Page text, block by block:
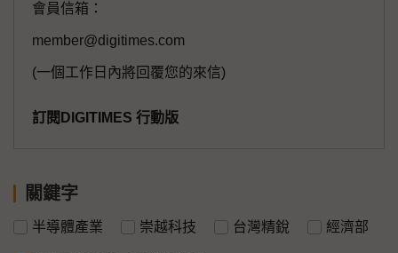
會員信箱：
member@digitimes.com
(一個工作日內將回覆您的來信)
訂閱DIGITIMES 行動版
關鍵字
半導體產業 崇越科技 台灣精銳 經濟部